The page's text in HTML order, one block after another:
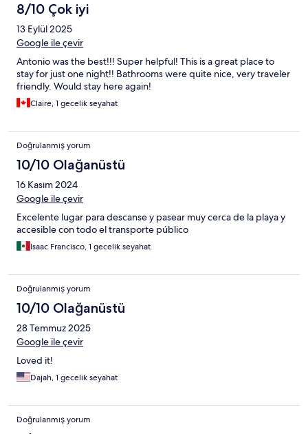
8/10 Çok iyi
13 Eylül 2025
Google ile çevir
Antonio was the best!!! Super helpful! This is a great place to
stay for just one night!! Bathrooms were quite nice, very traveler
friendly. Would stay here again!
Claire, 1 gecelik seyahat
Doğrulanmış yorum
10/10 Olağanüstü
16 Kasım 2024
Google ile çevir
Excelente lugar para descanse y pasear muy cerca de la playa y
accesible con todo el transporte público
Isaac Francisco, 1 gecelik seyahat
Doğrulanmış yorum
10/10 Olağanüstü
28 Temmuz 2025
Google ile çevir
Loved it!
Dajah, 1 gecelik seyahat
Doğrulanmış yorum